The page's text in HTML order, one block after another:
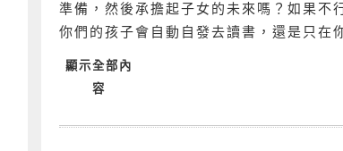
準備，然後承擔起子女的未來嗎？如果不
你們的孩子會自動自發去讀書，還是只在
顯示全部內
容